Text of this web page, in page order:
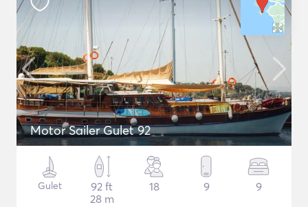
Motor Sailer Gulet 92
Gulet
92 ft
28 m
18 9 9